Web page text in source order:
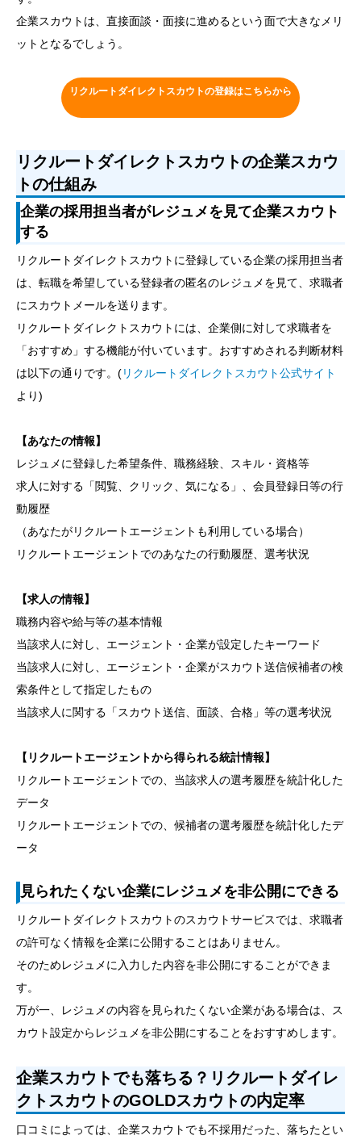
企業スカウトは、直接面談・面接に進めるという面で大きなメリ
ットとなるでしょう。
リクルートダイレクトスカウトの登録はこちらから
リクルートダイレクトスカウトの企業スカウ
トの仕組み
企業の採用担当者がレジュメを見て企業スカウト
する
リクルートダイレクトスカウトに登録している企業の採用担当者
は、転職を希望している登録者の匿名のレジュメを見て、求職者
にスカウトメールを送ります。
リクルートダイレクトスカウトには、企業側に対して求職者を
「おすすめ」する機能が付いています。おすすめされる判断材料
は以下の通りです。(リクルートダイレクトスカウト公式サイト
より)
【あなたの情報】
レジュメに登録した希望条件、職務経験、スキル・資格等
求人に対する「閲覧、クリック、気になる」、会員登録日等の行
動履歴
（あなたがリクルートエージェントも利用している場合）
リクルートエージェントでのあなたの行動履歴、選考状況
【求人の情報】
職務内容や給与等の基本情報
当該求人に対し、エージェント・企業が設定したキーワード
当該求人に対し、エージェント・企業がスカウト送信候補者の検
索条件として指定したもの
当該求人に関する「スカウト送信、面談、合格」等の選考状況
【リクルートエージェントから得られる統計情報】
リクルートエージェントでの、当該求人の選考履歴を統計化した
データ
リクルートエージェントでの、候補者の選考履歴を統計化したデ
ータ
見られたくない企業にレジュメを非公開にできる
リクルートダイレクトスカウトのスカウトサービスでは、求職者
の許可なく情報を企業に公開することはありません。
そのためレジュメに入力した内容を非公開にすることができま
す。
万が一、レジュメの内容を見られたくない企業がある場合は、ス
カウト設定からレジュメを非公開にすることをおすすめします。
企業スカウトでも落ちる？リクルートダイレ
クトスカウトのGOLDスカウトの内定率
口コミによっては、企業スカウトでも不採用だった、落ちたとい